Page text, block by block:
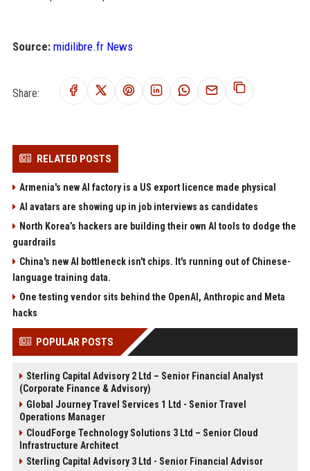
Source: midilibre.fr News
Share:
RELATED POSTS
Armenia's new AI factory is a US export licence made physical
AI avatars are showing up in job interviews as candidates
North Korea’s hackers are building their own AI tools to dodge the
guardrails
China's new AI bottleneck isn't chips. It's running out of Chinese-
language training data.
One testing vendor sits behind the OpenAI, Anthropic and Meta
hacks
POPULAR POSTS
Sterling Capital Advisory 2 Ltd – Senior Financial Analyst
(Corporate Finance & Advisory)
Global Journey Travel Services 1 Ltd - Senior Travel
Operations Manager
CloudForge Technology Solutions 3 Ltd – Senior Cloud
Infrastructure Architect
Sterling Capital Advisory 3 Ltd - Senior Financial Advisor